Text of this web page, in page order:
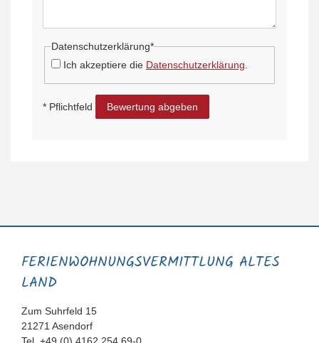
Datenschutzerklärung*
Ich akzeptiere die Datenschutzerklärung
* Pflichtfeld Bewertung abgeben
FERIENWOHNUNGS­VERMITTLUNG ALTES
LAND
Zum Suhrfeld 15
21271 Asendorf